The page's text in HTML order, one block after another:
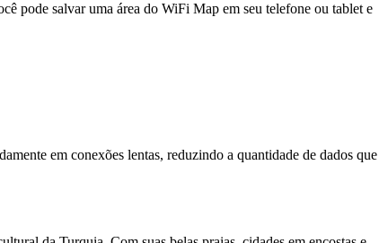
pode salvar uma área do WiFi Map em seu telefone ou tablet e
em conexões lentas, reduzindo a quantidade de dados que